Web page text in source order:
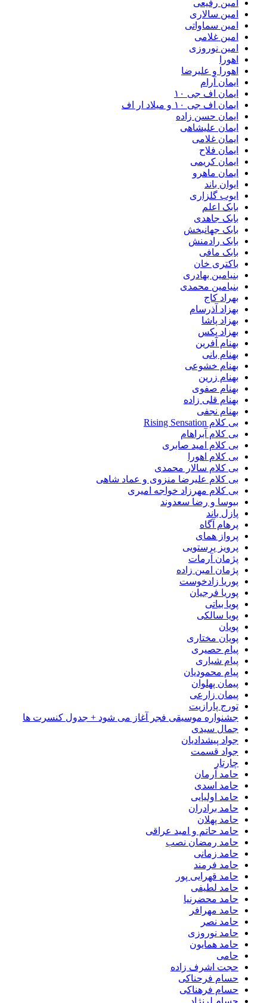
امین رفیعی
امین سالاری
امین سماواتی
امین غلامی
امین نوروزی
اهورا
اهورا و علیرضا
ایمان آرام
ایمان اف جی ۱۰
ایمان اف جی ۱۰ و میلاد ار اف
ایمان حسن زاده
ایمان علیشاهی
ایمان غلامی
ایمان فلاح
ایمان کریمی
ایمان ماهرو
ایوان باند
ایوب گلزاری
بابک اعلم
بابک جاهدی
بابک جهانبخش
بابک رادمنش
بابک مافی
باکتری خان
بنیامین بهادری
بنیامین محمدی
بهراد کاج
بهزاد آذرسام
بهزاد پاشا
بهزاد پکس
بهنام آفرین
بهنام بانی
بهنام خشوعی
بهنام زرین
بهنام صفوی
بهنام قلی زاده
بهنام نجفی
بی کلام Rising Sensation
بی کلام آبراهام
بی کلام امید صابری
بی کلام اهورا
بی کلام سالار محمدی
بی کلام علیرضا منزوی و عماد شاهی
بی کلام مهرزاد خواجه امیری
بیوسا و رضا سعدوند
پازل باند
پرهام آگاه
پرواز همای
پرویز پرستویی
پژمان آرمات
پژمان امین زاده
پوریا زادخوست
پوریا فرجیان
پویا بیاتی
پویا سالکی
پویان
پویان مختاری
پیام حصیری
پیام شیاری
پیام محمودیان
پیمان پهلوان
پیمان زارعی
تورج پارازیت
جشنواره موسیقی فجر آغاز می شود + جدول کنسرت ها
جمال سیدی
جواد پیشدادیان
جواد قسمت
چارتار
حامد آرمان
حامد اسدی
حامد اولیایی
حامد برادران
حامد پهلان
حامد حاتم و امید عراقی
حامد رمضان نصب
حامد زمانی
حامد فرمند
حامد قهرایی پور
حامد لطیفی
حامد محضرنیا
حامد مهرافر
حامد نصر
حامد نوروزی
حامد همایون
حامی
حجت اشرف زاده
حسام فرحناکی
حسام فرهناکی
حسام لرنژاد